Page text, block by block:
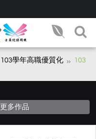
103學年高職優質化
103
更多作品